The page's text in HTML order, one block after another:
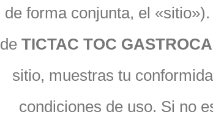
de forma conjunta, el
deTICTAC TOC
sitio, muestras tu
condiciones de uso. Si no